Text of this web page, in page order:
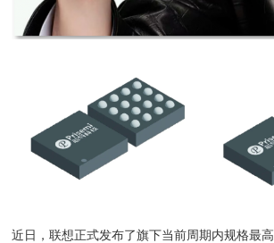
近日，联想正式发布了旗下当前周期内规格最